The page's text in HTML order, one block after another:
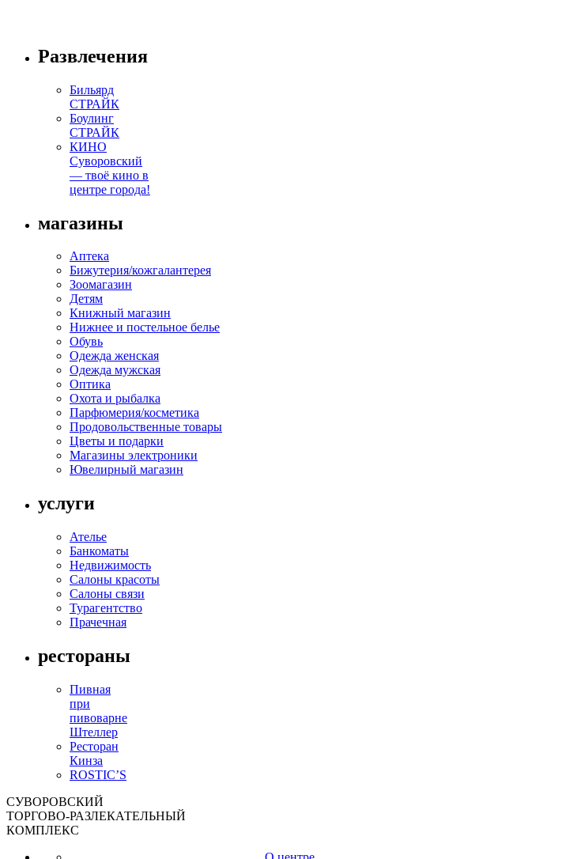
Развлечения
Бильярд
СТРАЙК
Боулинг
СТРАЙК
КИНО
Суворовский
— твоё кино в
центре города!
магазины
Аптека
Бижутерия/кожгалантерея
Зоомагазин
Детям
Книжный магазин
Нижнее и постельное белье
Обувь
Одежда женская
Одежда мужская
Оптика
Охота и рыбалка
Парфюмерия/косметика
Продовольственные товары
Цветы и подарки
Магазины электроники
Ювелирный магазин
услуги
Ателье
Банкоматы
Недвижимость
Салоны красоты
Салоны связи
Турагентство
Прачечная
рестораны
Пивная
при
пивоварне
Штеллер
Ресторан
Кинза
ROSTIC’S
СУВОРОВСКИЙ
ТОРГОВО-РАЗЛЕКАТЕЛЬНЫЙ
КОМПЛЕКС